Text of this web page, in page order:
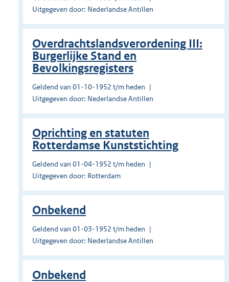
Uitgegeven door: Nederlandse Antillen
Overdrachtslandsverordening III:
Burgerlijke Stand en
Bevolkingsregisters
Geldend van 01-10-1952 t/m heden
Uitgegeven door: Nederlandse Antillen
Oprichting en statuten
Rotterdamse Kunststichting
Geldend van 01-04-1952 t/m heden
Uitgegeven door: Rotterdam
Onbekend
Geldend van 01-03-1952 t/m heden
Uitgegeven door: Nederlandse Antillen
Onbekend